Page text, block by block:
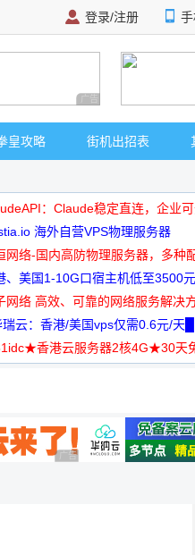
登录/注册
广告 商业广告，理性选择
皇攻略 街机出招表
：Claude稳定直连，企业
海外自营VPS物理服务器
网络-国内高防物理服务器，多种
/月起
、美国1-10G口宿主机低至3500
网络 高效、可靠的网络服务解决
瑞云：香港/美国vps仅需0.6元/天█
香港云服务器2核4G★30天
广告 商业广告，理性选择